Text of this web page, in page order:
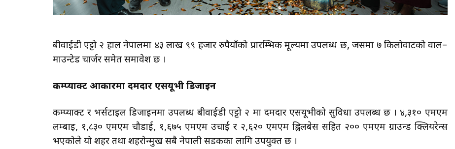
बीवाईडी एट्टो २ हाल नेपालमा ४३ लाख ९९ हजार रुपैयाँको प्रारम्भिक मूल्यमा उपलब्ध छ, जसमा ७ किलोवाटको वाल–
माउन्टेड चार्जर समेत समावेश छ ।
कम्प्याक्ट आकारमा दमदार एसयूभी डिजाइन
कम्प्याक्ट र भर्सटाइल डिजाइनमा उपलब्ध बीवाईडी एट्टो २ मा दमदार एसयूभीको सुविधा उपलब्ध छ । ४,३१० एमएम
लम्बाइ, १,८३० एमएम चौडाई, १,६७५ एमएम उचाई र २,६२० एमएम ह्विलबेस सहित २०० एमएम ग्राउन्ड क्लियरेन्स
भएकोले यो शहर तथा शहरोन्मुख सबै नेपाली सडकका लागि उपयुक्त छ ।